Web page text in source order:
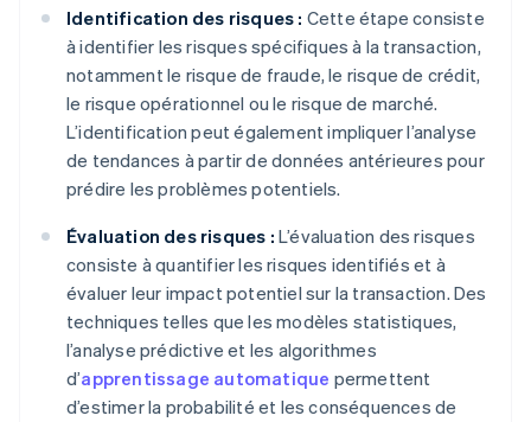
Identification des risques : Cette étape consiste
à identifier les risques spécifiques à la transaction,
notamment le risque de fraude, le risque de crédit,
le risque opérationnel ou le risque de marché.
L’identification peut également impliquer l’analyse
de tendances à partir de données antérieures pour
prédire les problèmes potentiels.
Évaluation des risques : L’évaluation des risques
consiste à quantifier les risques identifiés et à
évaluer leur impact potentiel sur la transaction. Des
techniques telles que les modèles statistiques,
l’analyse prédictive et les algorithmes
d’apprentissage automatique permettent
d’estimer la probabilité et les conséquences de